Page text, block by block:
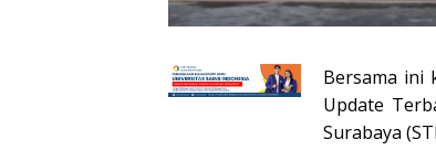
Bersama ini
Update
Surabaya